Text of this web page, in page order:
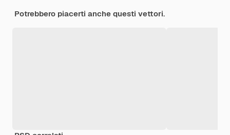
Potrebbero piacerti anche questi vettori.